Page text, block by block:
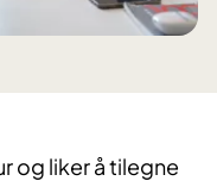
og liker å tilegne